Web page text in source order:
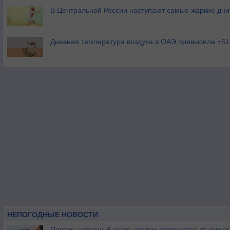
В Центральной России наступают самые жаркие дни
Дневная температура воздуха в ОАЭ превысила
НЕПОГОДНЫЕ НОВОСТИ